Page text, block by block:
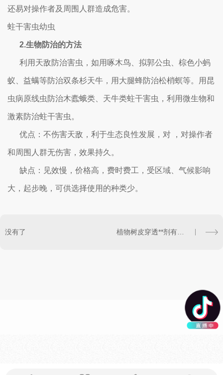
还易对操作者及周围人群造成危害。
蛀干害虫幼虫
2.生物防治的方法
利用天敌防治害虫，如用啄木鸟、拟郭公虫、棕色小蚂
蚁、益螨等防治双条杉天牛，用大腿蜂防治松梢螟等。用昆
虫病原线虫防治木蠹蛾类、天牛类蛀干害虫，利用微生物和
激素防治蛀干害虫。
优点：不伤害天敌，利于生态良性发展，对 ，对操作者
和周围人群无伤害，效果持久。
缺点：见效慢，价格高，费时费工，受区域、气候影响
大，起步晚，可供选择使用的种类少。
没有了